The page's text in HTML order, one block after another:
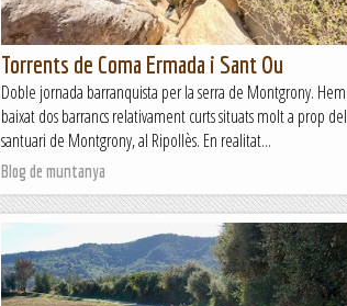
Torrents de Coma Ermada i Sant Ou
Doble jornada barranquista per la serra de Montgrony. Hem
baixat dos barrancs relativament curts situats molt a prop del
santuari de Montgrony, al Ripollès. En realitat...
Blog de muntanya